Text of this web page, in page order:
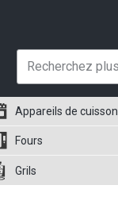
Appareils de cuisson
Fours
Grils